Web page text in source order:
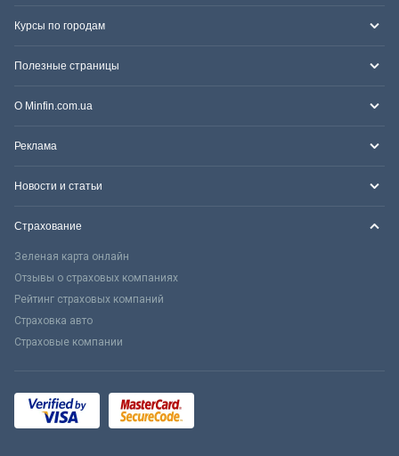
Курсы по городам
Полезные страницы
О Minfin.com.ua
Реклама
Новости и статьи
Страхование
Зеленая карта онлайн
Отзывы о страховых компаниях
Рейтинг страховых компаний
Страховка авто
Страховые компании